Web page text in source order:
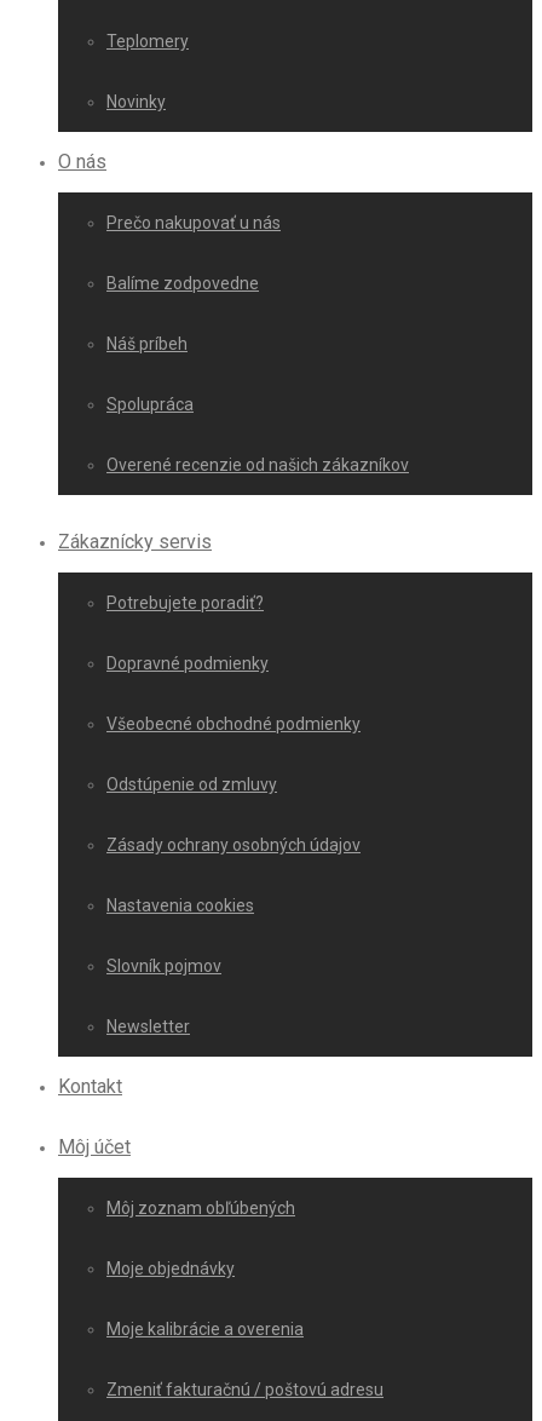
Teplomery
Novinky
O nás
Prečo nakupovať u nás
Balíme zodpovedne
Náš príbeh
Spolupráca
Overené recenzie od našich zákazníkov
Zákaznícky servis
Potrebujete poradiť?
Dopravné podmienky
Všeobecné obchodné podmienky
Odstúpenie od zmluvy
Zásady ochrany osobných údajov
Nastavenia cookies
Slovník pojmov
Newsletter
Kontakt
Môj účet
Môj zoznam obľúbených
Moje objednávky
Moje kalibrácie a overenia
Zmeniť fakturačnú / poštovú adresu